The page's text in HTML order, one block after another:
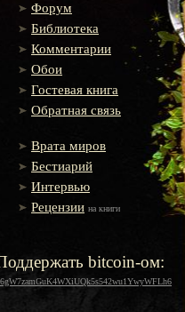
Форум
Библиотека
Комментарии
Обои
Гостевая книга
Обратная связь
Врата миров
Бестиарий
Интервью
Рецензии на книги
bitcoin-ом: